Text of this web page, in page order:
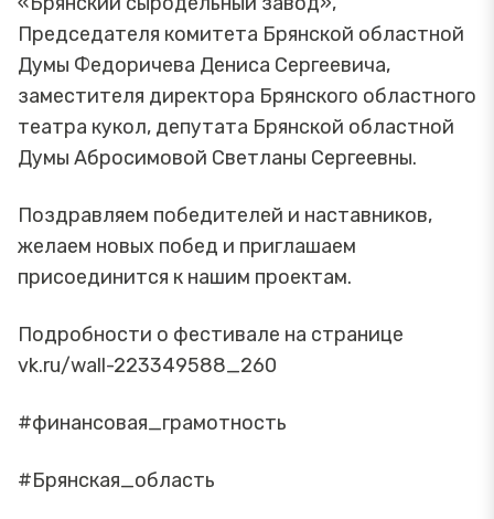
Председателя комитета Брянской областной
Думы Федоричева Дениса Сергеевича,
заместителя директора Брянского областного
театра кукол, депутата Брянской областной
Думы Абросимовой Светланы Сергеевны.
Поздравляем победителей и наставников,
желаем новых побед и приглашаем
присоединится к нашим проектам.
Подробности о фестивале на странице
vk.ru/wall-223349588_260
#финансовая_грамотность
#Брянская_область